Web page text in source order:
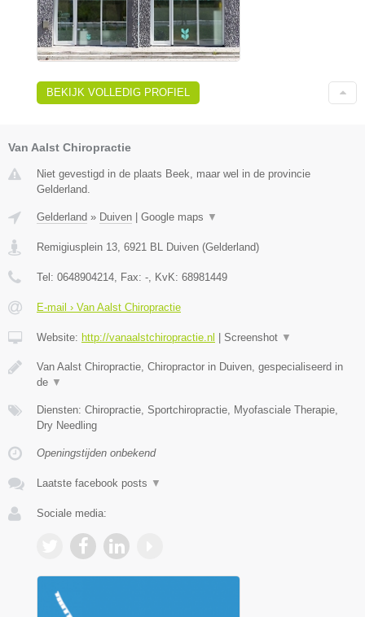
BEKIJK VOLLEDIG PROFIEL
Van Aalst Chiropractie
Niet gevestigd in de plaats Beek, maar wel in de provincie
Gelderland.
Gelderland » Duiven | Google maps ▼
Remigiusplein 13 6921 BL Duiven (Gelderland)
Tel: 0648904214 , Fax: - , KvK: 68981449
E-mail › Van Aalst Chiropractie
Website: http://vanaalstchiropractie.nl | Screenshot ▼
Van Aalst Chiropractie, Chiropractor in Duiven, gespecialiseerd in
de ▼
Diensten: Chiropractie, Sportchiropractie, Myofasciale Therapie,
Dry Needling
Openingstijden onbekend
Laatste facebook posts ▼
Sociale media: